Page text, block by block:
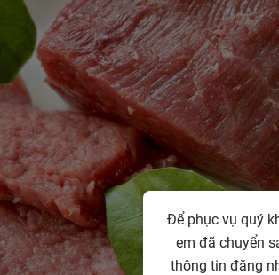
Để phục vụ quý
em đã chuyển
thông tin đăng